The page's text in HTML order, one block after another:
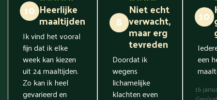
10 Heerlijke
maaltijden
Ik vind het vooral
fijn dat ik elke
week kan kiezen
uit 24 maaltijden.
Zo kan ik heel
gevarieerd en
8
Niet echt
verwacht,
maar erg
tevreden
Doordat ik
wegens
lichamelijke
klachten even
10
een
16